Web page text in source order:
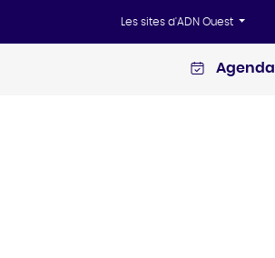
Les sites d'ADN Ouest
Agenda